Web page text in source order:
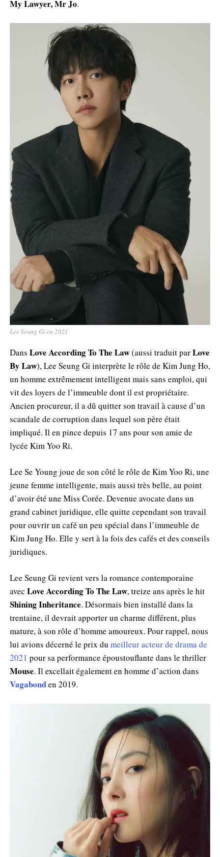
My Lawyer, Mr Jo.
Lee Seung Gi en 2021
Dans Love According To The Law(aussi traduit parLove
By Law), Lee Seung Gi interprète le rôle de Kim Jung Ho,
un homme extrêmement intelligent mais sans emploi, qui
vit des loyers de l’immeuble dont il est propriétaire.
Ancien procureur, il a dû quitter son travail à cause d’un
scandale de corruption dans lequel son père était
impliqué. Il en pince depuis 17 ans pour son amie de
lycée Kim Yoo Ri.
Lee Se Young joue de son côté le rôle de Kim Yoo Ri, une
jeune femme intelligente, mais aussi très belle, au point
d’avoir été une Miss Corée. Devenue avocate dans un
grand cabinet juridique, elle quitte cependant son travail
pour ouvrir un café un peu spécial dans l’immeuble de
Kim Jung Ho. Elle y sert à la fois des cafés et des conseils
juridiques.
Lee Seung Gi revient vers la romance contemporaine
avec Love According To The Law, treize ans après le hit
Shining Inheritance. Désormais bien installé dans la
trentaine, il devrait apporter un charme différent, plus
mature, à son rôle d’homme amoureux. Pour rappel, nous
lui avions décerné le prix du meilleur acteur de drama de
2021 pour sa performance époustouflante dans le thriller
Mouse. Il excellait également en homme d’action dans
Vagabonden 2019.